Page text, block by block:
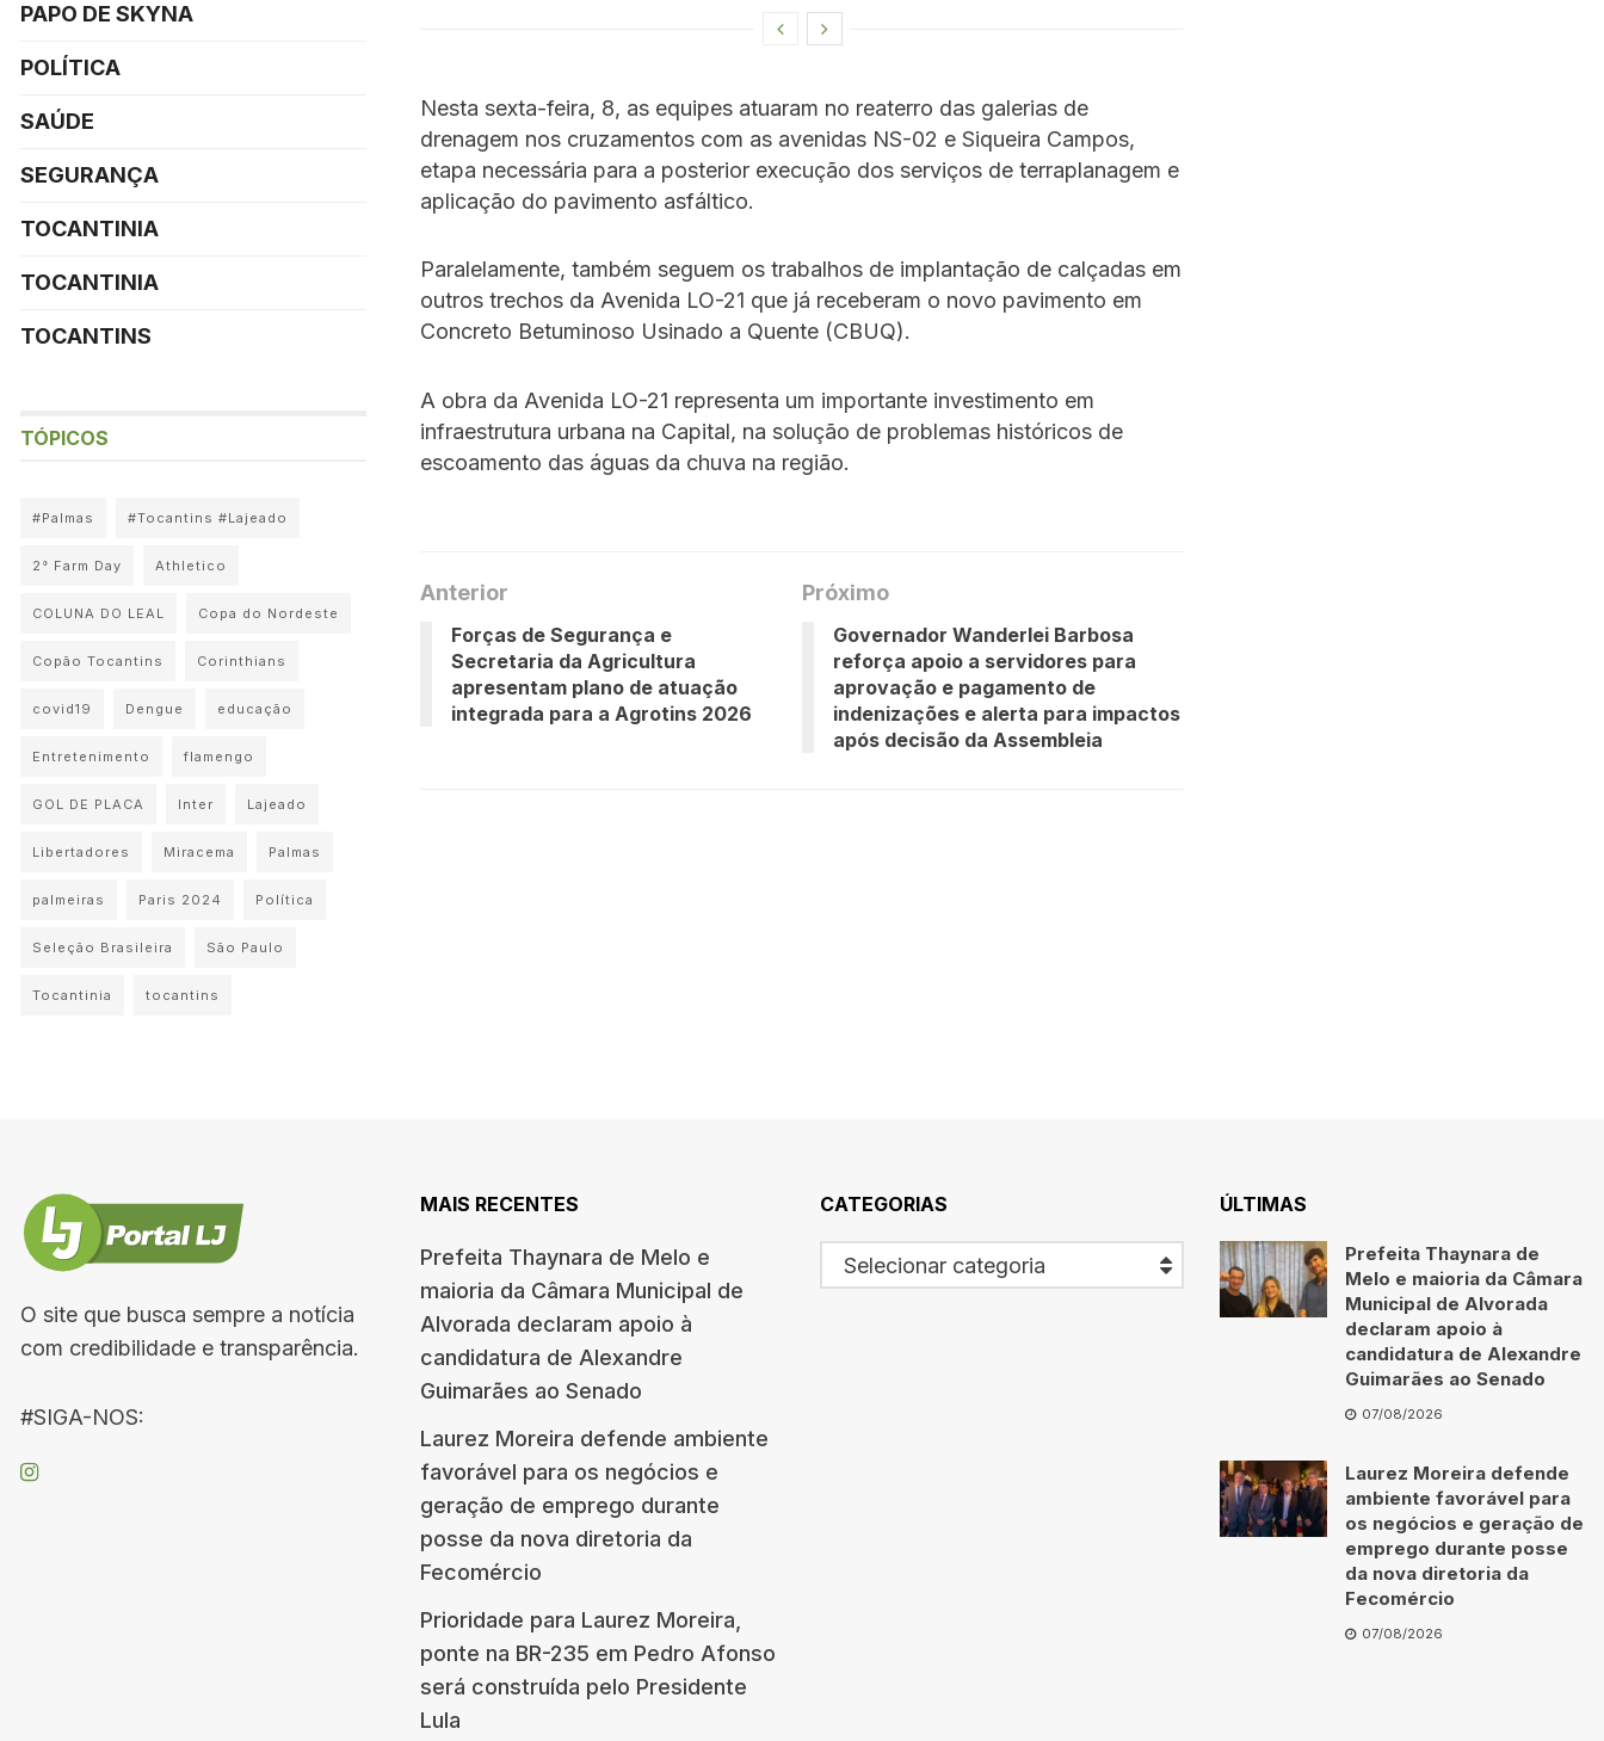
Nesta sexta-feira, 8, as equipes atuaram no reaterro das galerias de
drenagem nos cruzamentos com as avenidas NS-02 e Siqueira Campos,
etapa necessária para a posterior execução dos serviços de terraplanagem e
aplicação do pavimento asfáltico.
Paralelamente, também seguem os trabalhos de implantação de calçadas em
outros trechos da Avenida LO-21 que já receberam o novo pavimento em
Concreto Betuminoso Usinado a Quente (CBUQ).
A obra da Avenida LO-21 representa um importante investimento em
infraestrutura urbana na Capital, na solução de problemas históricos de
escoamento das águas da chuva na região.
Anterior
Forças de Segurança e
Secretaria da Agricultura
apresentam plano de atuação
integrada para a Agrotins 2026
Próximo
Governador Wanderlei Barbosa
reforça apoio a servidores para
aprovação e pagamento de
indenizações e alerta para impactos
após decisão da Assembleia
PAPO DE SKYNA
POLÍTICA
SAÚDE
SEGURANÇA
TOCANTINIA
TOCANTINIA
TOCANTINS
TÓPICOS
#Palmas #Tocantins #Lajeado
2° Farm Day Athletico
COLUNA DO LEAL Copa do Nordeste
Copão Tocantins Corinthians
covid19 Dengue educação
Entretenimento flamengo
GOL DE PLACA Inter Lajeado
Libertadores Miracema Palmas
palmeiras Paris 2024 Política
Seleção Brasileira São Paulo
Tocantinia tocantins
O site que busca sempre a notícia
com credibilidade e transparência.
#SIGA-NOS:
MAIS RECENTES
Prefeita Thaynara de Melo e
maioria da Câmara Municipal de
Alvorada declaram apoio à
candidatura de Alexandre
Guimarães ao Senado
Laurez Moreira defende ambiente
favorável para os negócios e
geração de emprego durante
posse da nova diretoria da
Fecomércio
Prioridade para Laurez Moreira,
ponte na BR-235 em Pedro Afonso
será construída pelo Presidente
Lula
CATEGORIAS
Selecionar categoria
ÚLTIMAS
Prefeita Thaynara de
Melo e maioria da Câmara
Municipal de Alvorada
declaram apoio à
candidatura de Alexandre
Guimarães ao Senado
07/08/2026
Laurez Moreira defende
ambiente favorável para
os negócios e geração de
emprego durante posse
da nova diretoria da
Fecomércio
07/08/2026